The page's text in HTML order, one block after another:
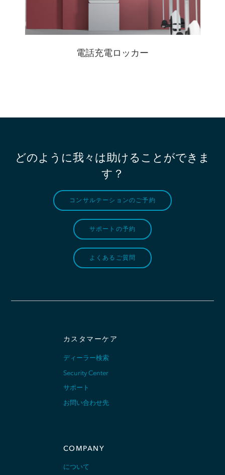
電話充電ロッカー
どのように我々は助けることができま
す？
コンサルテーションのご予約
サポートの予約
よくあるご質問
カスタマーケア
ディーラー検索
Security Center
サポート
お問い合わせ先
COMPANY
について